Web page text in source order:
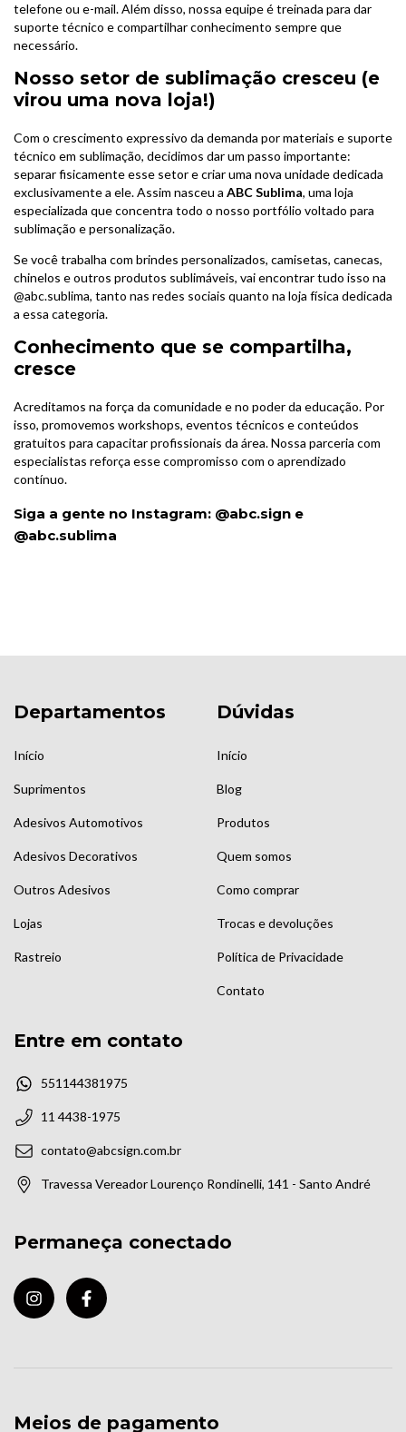
telefone ou e-mail. Além disso, nossa equipe é treinada para dar
suporte técnico e compartilhar conhecimento sempre que
necessário.
Nosso setor de sublimação cresceu (e
virou uma nova loja!)
Com o crescimento expressivo da demanda por materiais e suporte
técnico em sublimação, decidimos dar um passo importante:
separar fisicamente esse setor e criar uma nova unidade dedicada
exclusivamente a ele. Assim nasceu a ABC Sublima, uma loja
especializada que concentra todo o nosso portfólio voltado para
sublimação e personalização.
Se você trabalha com brindes personalizados, camisetas, canecas,
chinelos e outros produtos sublimáveis, vai encontrar tudo isso na
@abc.sublima, tanto nas redes sociais quanto na loja física dedicada
a essa categoria.
Conhecimento que se compartilha,
cresce
Acreditamos na força da comunidade e no poder da educação. Por
isso, promovemos workshops, eventos técnicos e conteúdos
gratuitos para capacitar profissionais da área. Nossa parceria com
especialistas reforça esse compromisso com o aprendizado
contínuo.
Siga a gente no Instagram: @abc.sign e
@abc.sublima
Departamentos
Início
Suprimentos
Adesivos Automotivos
Adesivos Decorativos
Outros Adesivos
Lojas
Rastreio
Dúvidas
Início
Blog
Produtos
Quem somos
Como comprar
Trocas e devoluções
Política de Privacidade
Contato
Entre em contato
551144381975
11 4438-1975
contato@abcsign.com.br
Travessa Vereador Lourenço Rondinelli, 141 - Santo André
Permaneça conectado
Meios de pagamento